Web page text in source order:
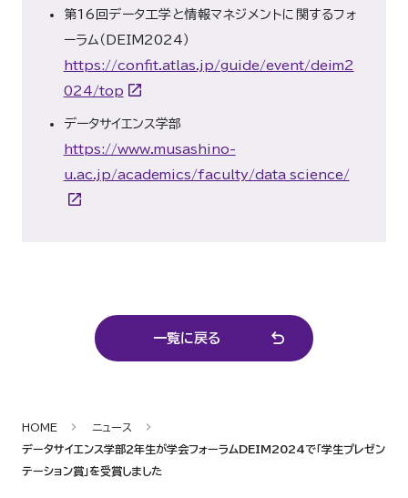
第16回データ工学と情報マネジメントに関するフォ
ーラム（DEIM2024）
https://confit.atlas.jp/guide/event/deim2
024/top
データサイエンス学部
https://www.musashino-
u.ac.jp/academics/faculty/data_science/
一覧に戻る
HOME
ニュース
データサイエンス学部２年生が学会フォーラムDEIM2024で「学生プレゼン
テーション賞」を受賞しました